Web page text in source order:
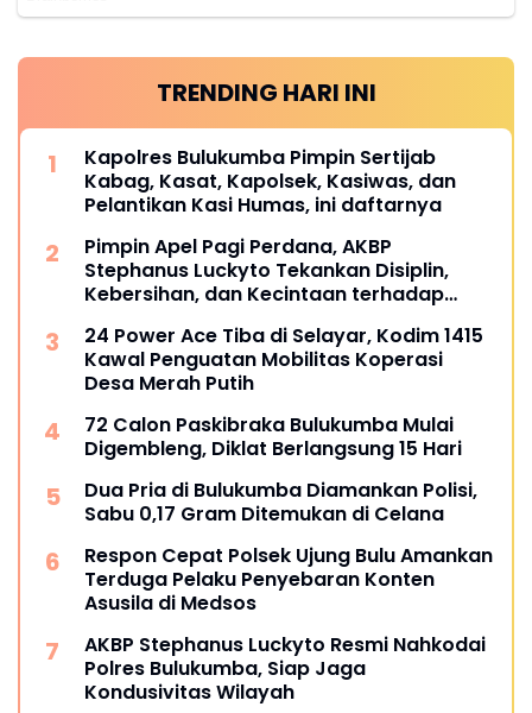
TRENDING HARI INI
Kapolres Bulukumba Pimpin Sertijab
Kabag, Kasat, Kapolsek, Kasiwas, dan
Pelantikan Kasi Humas, ini daftarnya
Pimpin Apel Pagi Perdana, AKBP
Stephanus Luckyto Tekankan Disiplin,
Kebersihan, dan Kecintaan terhadap
24 Power Ace Tiba di Selayar, Kodim 1415
Kawal Penguatan Mobilitas Koperasi
Desa Merah Putih
72 Calon Paskibraka Bulukumba Mulai
Digembleng, Diklat Berlangsung 15 Hari
Dua Pria di Bulukumba Diamankan Polisi,
Sabu 0,17 Gram Ditemukan di Celana
Respon Cepat Polsek Ujung Bulu Amankan
Terduga Pelaku Penyebaran Konten
Asusila di Medsos
AKBP Stephanus Luckyto Resmi Nahkodai
Polres Bulukumba, Siap Jaga
Kondusivitas Wilayah